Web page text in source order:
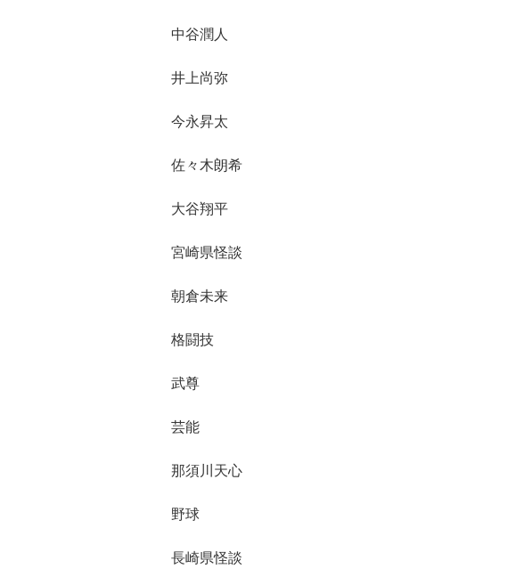
中谷潤人
井上尚弥
今永昇太
佐々木朗希
大谷翔平
宮崎県怪談
朝倉未来
格闘技
武尊
芸能
那須川天心
野球
長崎県怪談